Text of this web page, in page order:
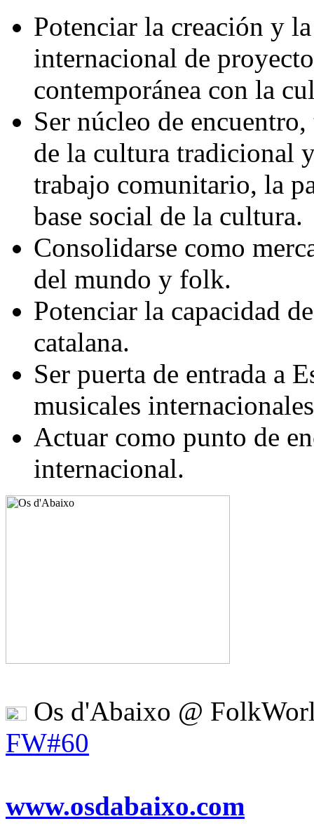
Potenciar la creación y
internacional de
contemporánea con la
Ser núcleo de
de la cultura tradicional
trabajo comunitario, la
base social de la cultura.
Consolidarse como
del mundo y folk.
Potenciar la capacidad
catalana.
Ser puerta de entrada a
musicales
Actuar como punto de
internacional.
Os d'Abaixo @
FW#60
www.osdabaixo.com